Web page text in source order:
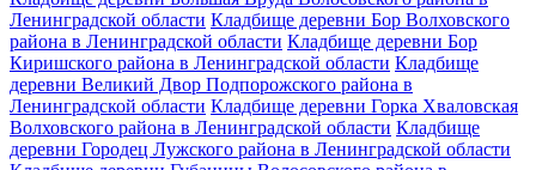
Ленинградской области Кладбище деревни Бор Волховского
района в Ленинградской области Кладбище деревни Бор
Киришского района в Ленинградской области Кладбище
деревни Великий Двор Подпорожского района в
Ленинградской области Кладбище деревни Горка Хваловская
Волховского района в Ленинградской области Кладбище
деревни Городец Лужского района в Ленинградской области